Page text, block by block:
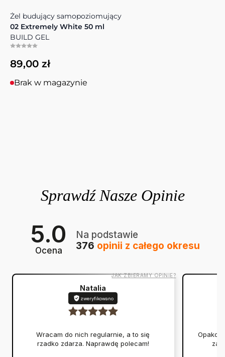
Żel budujący samopoziomujący
02 Extremely White 50 ml
BUILD GEL
89,00 zł
Brak w magazynie
5.0
Ocena
Na podstawie
376 opinii z całego okresu
JAK ZBIERAMY OPINIE?
Natalia
zweryfikowano
Wracam do nich regularnie, a to się
rzadko zdarza. Naprawdę polecam!